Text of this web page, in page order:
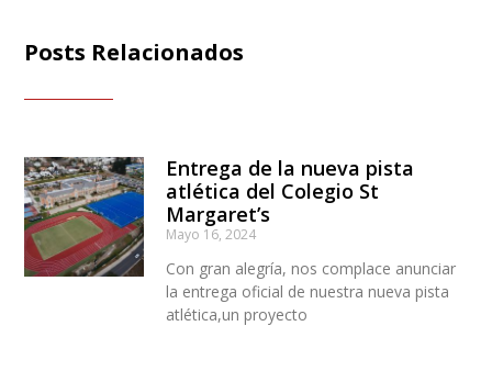
Posts Relacionados
Entrega de la nueva pista
atlética del Colegio St
Margaret’s
Mayo 16, 2024
Con gran alegría, nos complace anunciar
la entrega oficial de nuestra nueva pista
atlética,un proyecto